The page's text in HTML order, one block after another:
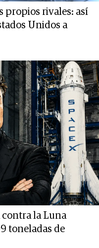
propios rivales: así
Unidos a
contra la Luna
toneladas de